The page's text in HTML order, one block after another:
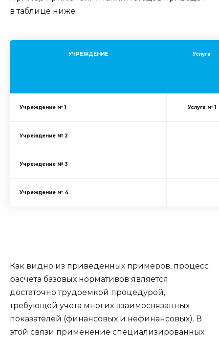
в таблице ниже:
УЧРЕЖДЕНИЕ Услуга
Учреждение № 1 Услуга № 1
Учреждение № 2
Учреждение № 3
Учреждение № 4
Как видно из приведенных примеров, процесс
расчета базовых нормативов является
достаточно трудоемкой процедурой,
требующей учета многих взаимосвязанных
показателей (финансовых и нефинансовых). В
этой связи применение специализированных